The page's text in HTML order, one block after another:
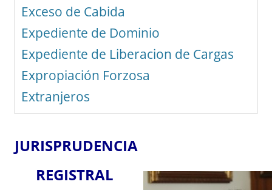
Exceso de Cabida
Expediente de Dominio
Expediente de Liberacion de Cargas
Expropiación Forzosa
Extranjeros
JURISPRUDENCIA
REGISTRAL